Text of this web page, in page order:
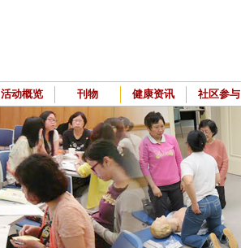
活动概览 刊物 健康资讯 社区参与